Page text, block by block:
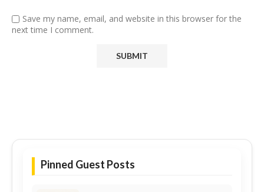
Save my name, email, and website in this browser for the
next time I comment.
Pinned Guest Posts